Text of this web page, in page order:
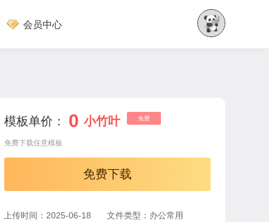
会员中心
模板单价： 0 小竹叶 免费
免费下载任意模板
免费下载
上传时间：2025-06-18 文件类型：办公常用